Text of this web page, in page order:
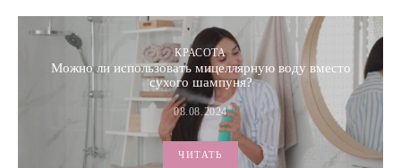
КРАСОТА
Можно ли использовать мицеллярную воду вместо
сухого шампуня?
08.08.2024
ЧИТАТЬ